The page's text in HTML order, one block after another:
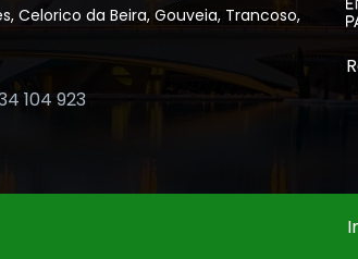
Celorico da Beira, Gouveia, Trancoso,
104 923